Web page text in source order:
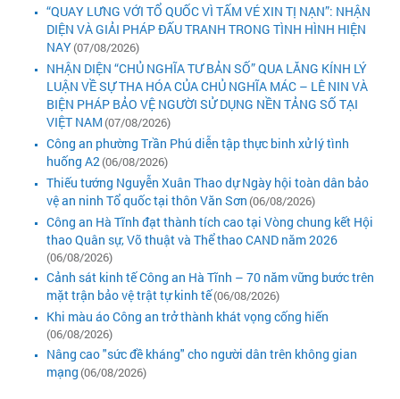
“QUAY LƯNG VỚI TỔ QUỐC VÌ TẤM VÉ XIN TỊ NẠN”: NHẬN
DIỆN VÀ GIẢI PHÁP ĐẤU TRANH TRONG TÌNH HÌNH HIỆN
NAY(07/08/2026)
NHẬN DIỆN “CHỦ NGHĨA TƯ BẢN SỐ” QUA LĂNG KÍNH LÝ
LUẬN VỀ SỰ THA HÓA CỦA CHỦ NGHĨA MÁC – LÊ NIN VÀ
BIỆN PHÁP BẢO VỆ NGƯỜI SỬ DỤNG NỀN TẢNG SỐ TẠI
VIỆT NAM (07/08/2026)
Công an phường Trần Phú diễn tập thực binh xử lý tình
huống A2 (06/08/2026)
Thiếu tướng Nguyễn Xuân Thao dự Ngày hội toàn dân bảo
vệ an ninh Tổ quốc tại thôn Văn Sơn (06/08/2026)
Công an Hà Tĩnh đạt thành tích cao tại Vòng chung kết Hội
thao Quân sự, Võ thuật và Thể thao CAND năm 2026
(06/08/2026)
Cảnh sát kinh tế Công an Hà Tĩnh – 70 năm vững bước trên
mặt trận bảo vệ trật tự kinh tế(06/08/2026)
Khi màu áo Công an trở thành khát vọng cống hiến
(06/08/2026)
Nâng cao "sức đề kháng" cho người dân trên không gian
mạng (06/08/2026)